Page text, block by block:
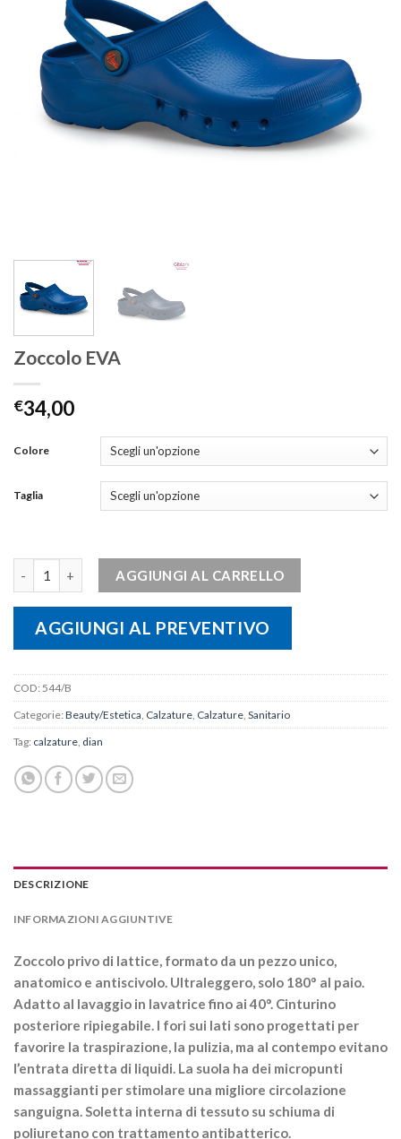
Zoccolo EVA
€34,00
Colore
Taglia
AGGIUNGI AL CARRELLO
AGGIUNGI AL PREVENTIVO
COD: 544/B
Categorie: Beauty/Estetica Calzature Calzature Sanitario
Tag: calzature dian
DESCRIZIONE
INFORMAZIONI AGGIUNTIVE
Zoccolo privo di lattice, formato da un pezzo unico,
anatomico e antiscivolo. Ultraleggero, solo 180° al paio.
Adatto al lavaggio in lavatrice fino ai 40°. Cinturino
posteriore ripiegabile. I fori sui lati sono progettati per
favorire la traspirazione, la pulizia, ma al contempo evitano
l’entrata diretta di liquidi. La suola ha dei micropunti
massaggianti per stimolare una migliore circolazione
sanguigna. Soletta interna di tessuto su schiuma di
poliuretano con trattamento antibatterico.